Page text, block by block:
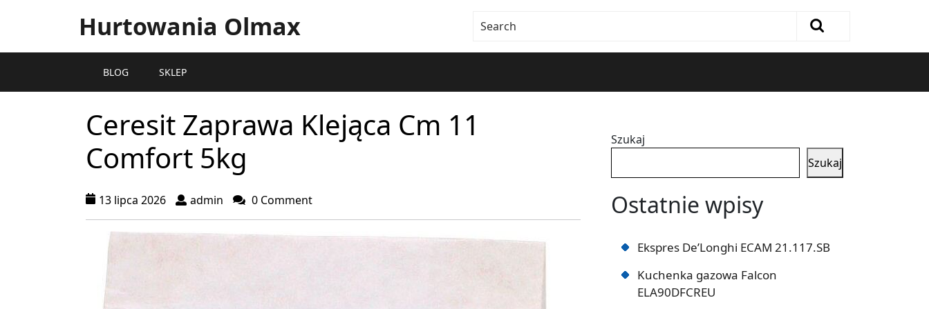
Hurtowania Olmax
BLOG SKLEP
Ceresit Zaprawa Klejąca Cm 11
Comfort 5kg
13 lipca 2026 admin 0 Comment
Szukaj
Szukaj
Ostatnie wpisy
Ekspres De’Longhi ECAM 21.117.SB
Kuchenka gazowa Falcon
ELA90DFCREU